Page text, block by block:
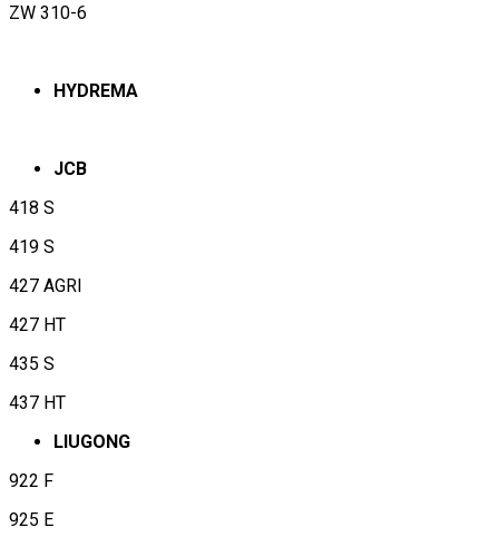
ZW 310-6
HYDREMA
JCB
418 S
419 S
427 AGRI
427 HT
435 S
437 HT
LIUGONG
922 F
925 E